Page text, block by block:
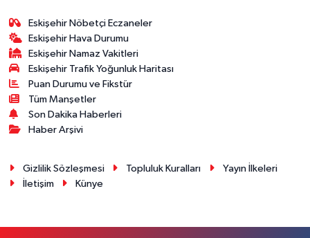
Eskişehir Nöbetçi Eczaneler
Eskişehir Hava Durumu
Eskişehir Namaz Vakitleri
Eskişehir Trafik Yoğunluk Haritası
Puan Durumu ve Fikstür
Tüm Manşetler
Son Dakika Haberleri
Haber Arşivi
Gizlilik Sözleşmesi Topluluk Kuralları
Yayın İlkeleri
İletişim
Künye